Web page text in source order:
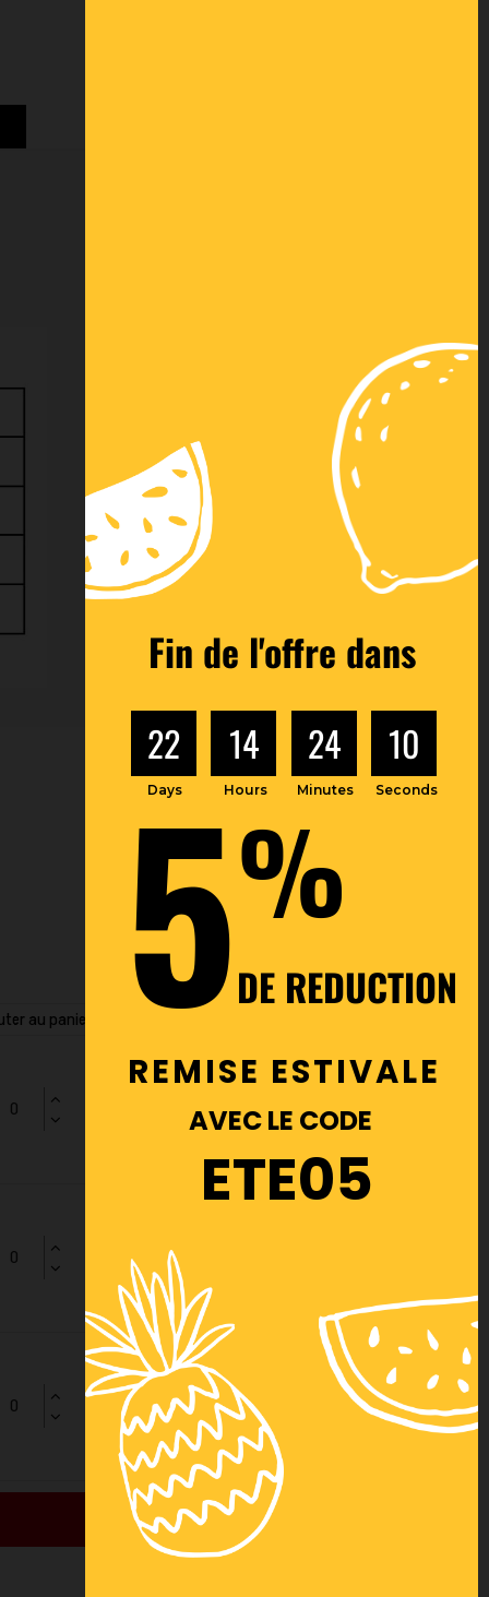
au panier 5%
DE REDUCTION
Fin de l'offre dans
REMISE ESTIVALE
AVEC LE CODE
ETE05
22 14 24 9
Days Hours Minutes Seconds